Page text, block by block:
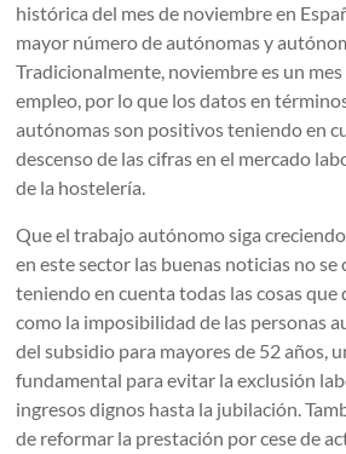
histórica del mes de noviembre en
mayor número de autónomas y
Tradicionalmente, noviembre es un
empleo, por lo que los datos en
autónomas son positivos teniendo en
descenso de las cifras en el mercado
de la hostelería.
Que el trabajo autónomo siga
en este sector las buenas noticias no
teniendo en cuenta todas las cosas
como la imposibilidad de las personas
del subsidio para mayores de 52 años,
fundamental para evitar la exclusión
ingresos dignos hasta la jubilación.
de reformar la prestación por cese de